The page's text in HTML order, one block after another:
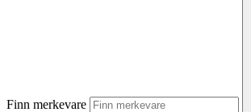
Mat og drikke
Finn merkevare